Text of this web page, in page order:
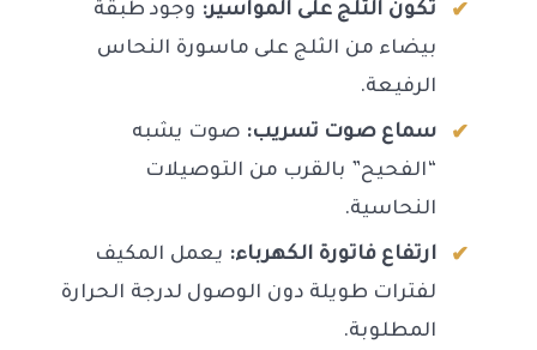
تكون الثلج على المواسير: وجود طبقة
بيضاء من الثلج على ماسورة النحاس
الرفيعة.
سماع صوت تسريب: صوت يشبه
“الفحيح” بالقرب من التوصيلات
النحاسية.
ارتفاع فاتورة الكهرباء: يعمل المكيف
لفترات طويلة دون الوصول لدرجة الحرارة
المطلوبة.